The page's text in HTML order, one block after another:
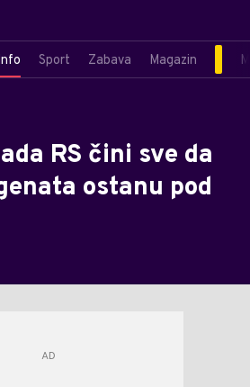
Sport Zabava Magazin
RS čini sve da
ostanu pod